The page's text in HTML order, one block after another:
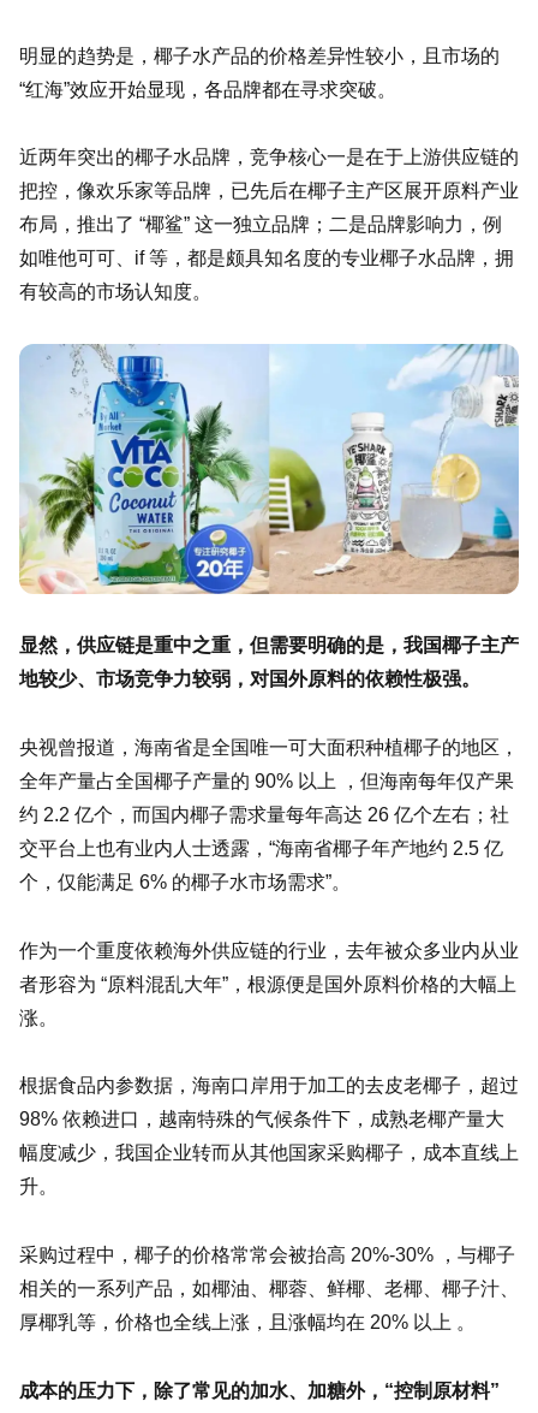
明显的趋势是，椰子水产品的价格差异性较小，且市场的
“红海”效应开始显现，各品牌都在寻求突破。
近两年突出的椰子水品牌，竞争核心一是在于上游供应链的
把控，像欢乐家等品牌，已先后在椰子主产区展开原料产业
布局，推出了 “椰鲨” 这一独立品牌；二是品牌影响力，例
如唯他可可、if 等，都是颇具知名度的专业椰子水品牌，拥
有较高的市场认知度。
显然，供应链是重中之重，但需要明确的是，我国椰子主产
地较少、市场竞争力较弱，对国外原料的依赖性极强。
央视曾报道，海南省是全国唯一可大面积种植椰子的地区，
全年产量占全国椰子产量的 90% 以上 ，但海南每年仅产果
约 2.2 亿个，而国内椰子需求量每年高达 26 亿个左右；社
交平台上也有业内人士透露，“海南省椰子年产地约 2.5 亿
个，仅能满足 6% 的椰子水市场需求”。
作为一个重度依赖海外供应链的行业，去年被众多业内从业
者形容为 “原料混乱大年”，根源便是国外原料价格的大幅上
涨。
根据食品内参数据，海南口岸用于加工的去皮老椰子，超过
98% 依赖进口，越南特殊的气候条件下，成熟老椰产量大
幅度减少，我国企业转而从其他国家采购椰子，成本直线上
升。
采购过程中，椰子的价格常常会被抬高 20%-30% ，与椰子
相关的一系列产品，如椰油、椰蓉、鲜椰、老椰、椰子汁、
厚椰乳等，价格也全线上涨，且涨幅均在 20% 以上 。
成本的压力下，除了常见的加水、加糖外，“控制原材料”